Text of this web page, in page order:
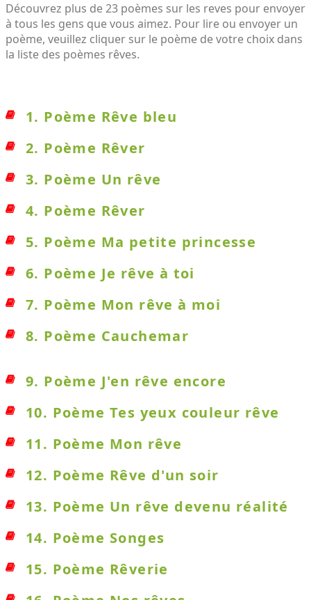
Découvrez plus de 23 poèmes sur les reves pour envoyer
à tous les gens que vous aimez. Pour lire ou envoyer un
poème, veuillez cliquer sur le poème de votre choix dans
la liste des poèmes rêves.
1. Poème Rêve bleu
2. Poème Rêver
3. Poème Un rêve
4. Poème Rêver
5. Poème Ma petite princesse
6. Poème Je rêve à toi
7. Poème Mon rêve à moi
8. Poème Cauchemar
9. Poème J'en rêve encore
10. Poème Tes yeux couleur rêve
11. Poème Mon rêve
12. Poème Rêve d'un soir
13. Poème Un rêve devenu réalité
14. Poème Songes
15. Poème Rêverie